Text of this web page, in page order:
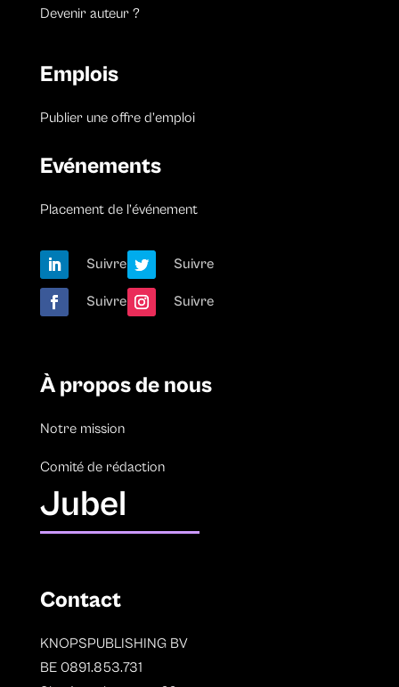
Devenir auteur ?
Emplois
Publier une offre d’emploi
Evénements
Placement de l’événement
Suivre Suivre
Suivre Suivre
À propos de nous
Notre mission
Comité de rédaction
Jubel
Contact
KNOPSPUBLISHING BV
BE 0891.853.731